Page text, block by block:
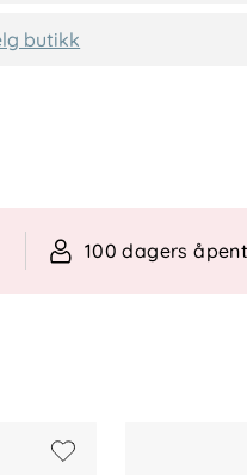
butikk
100 dagers